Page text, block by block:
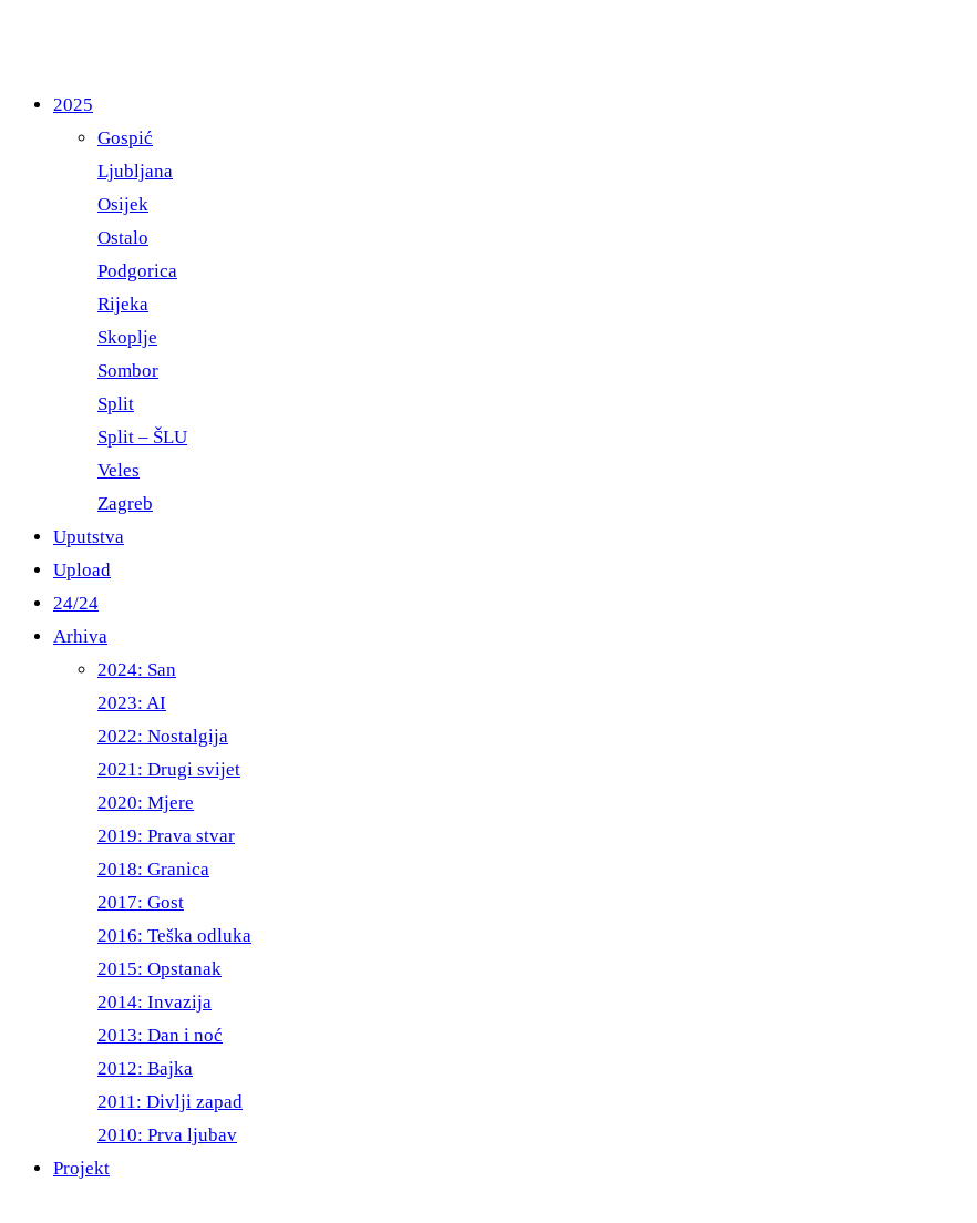
2025
Gospić
Ljubljana
Osijek
Ostalo
Podgorica
Rijeka
Skoplje
Sombor
Split
Split – ŠLU
Veles
Zagreb
Uputstva
Upload
24/24
Arhiva
2024: San
2023: AI
2022: Nostalgija
2021: Drugi svijet
2020: Mjere
2019: Prava stvar
2018: Granica
2017: Gost
2016: Teška odluka
2015: Opstanak
2014: Invazija
2013: Dan i noć
2012: Bajka
2011: Divlji zapad
2010: Prva ljubav
Projekt